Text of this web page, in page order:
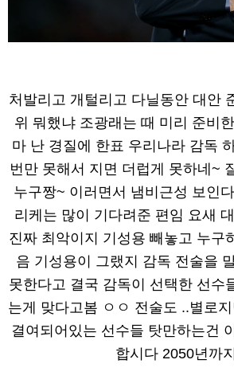
처발리고 개털리고 다닐동안 대안
위 뭐했냐 조광래는 때 미리 준비
마 난 경질에 한표 우리나라 감독
번만 못해서 지면 더럽게 못하네~
누구짱~ 이러면서 냄비근성 보인
리케는 많이 기다려준 편임 요새
진짜 최악이지 기성용 빼놓고 누구
음 기성용이 그랬지 감독 전술을
못한다고 결국 감독이 선택한 선수
는게 맞다고봄 ㅇㅇ 전술도 ..별로
결여되어있는 선수들 탓만하는건
합시다 2050년까지